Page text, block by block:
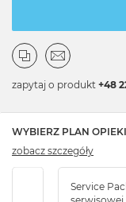
zapytaj o produkt +48
WYBIERZ PLAN
Service
zobacz szczegóły